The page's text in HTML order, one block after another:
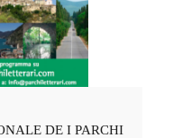
DE I PARCHI